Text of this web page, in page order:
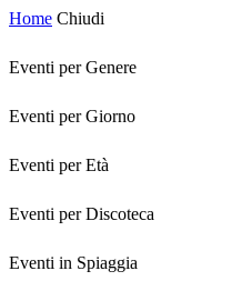
Home Chiudi
Eventi per Genere
Eventi per Giorno
Eventi per Età
Eventi per Discoteca
Eventi in Spiaggia